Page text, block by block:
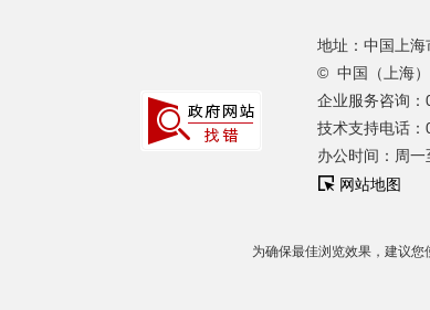
地址：中国上
© 中国（上海）
企业服务咨询
技术支持电话
办公时间：周
网站地图
为确保最佳浏览效果，建议